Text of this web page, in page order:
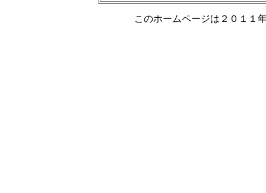
このホームページは２０１１